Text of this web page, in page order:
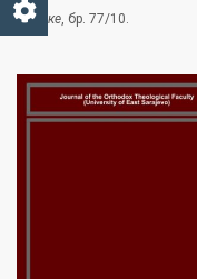
Српске, бр. 77/10.